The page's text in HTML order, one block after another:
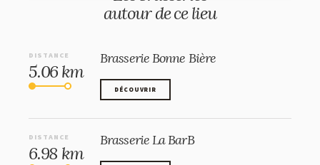
autour de ce lieu
DISTANCE
5.06 km
Brasserie Bonne Bière
DÉCOUVRIR
DISTANCE
6.98 km
Brasserie La BarB